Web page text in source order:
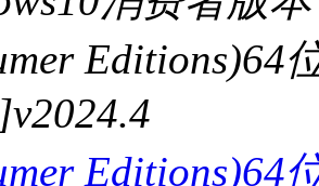
Editions)64